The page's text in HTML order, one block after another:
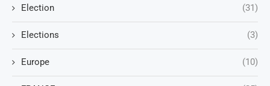
Election (31)
Elections (3)
Europe (10)